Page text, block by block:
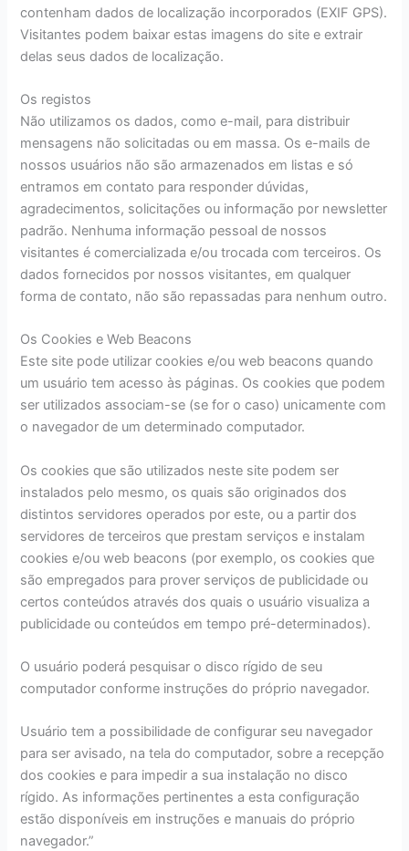
contenham dados de localização incorporados (EXIF GPS).
Visitantes podem baixar estas imagens do site e extrair
delas seus dados de localização.
Os registos
Não utilizamos os dados, como e-mail, para distribuir
mensagens não solicitadas ou em massa. Os e-mails de
nossos usuários não são armazenados em listas e só
entramos em contato para responder dúvidas,
agradecimentos, solicitações ou informação por newsletter
padrão. Nenhuma informação pessoal de nossos
visitantes é comercializada e/ou trocada com terceiros. Os
dados fornecidos por nossos visitantes, em qualquer
forma de contato, não são repassadas para nenhum outro.
Os Cookies e Web Beacons
Este site pode utilizar cookies e/ou web beacons quando
um usuário tem acesso às páginas. Os cookies que podem
ser utilizados associam-se (se for o caso) unicamente com
o navegador de um determinado computador.
Os cookies que são utilizados neste site podem ser
instalados pelo mesmo, os quais são originados dos
distintos servidores operados por este, ou a partir dos
servidores de terceiros que prestam serviços e instalam
cookies e/ou web beacons (por exemplo, os cookies que
são empregados para prover serviços de publicidade ou
certos conteúdos através dos quais o usuário visualiza a
publicidade ou conteúdos em tempo pré-determinados).
O usuário poderá pesquisar o disco rígido de seu
computador conforme instruções do próprio navegador.
Usuário tem a possibilidade de configurar seu navegador
para ser avisado, na tela do computador, sobre a recepção
dos cookies e para impedir a sua instalação no disco
rígido. As informações pertinentes a esta configuração
estão disponíveis em instruções e manuais do próprio
navegador.”